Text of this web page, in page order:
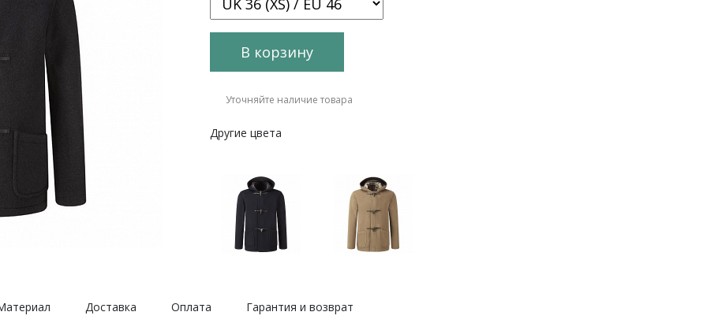
В корзину
Уточняйте наличие товара
Другие цвета
Доставка Оплата Гарантия и возврат